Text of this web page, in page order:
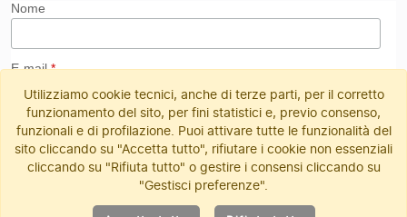
Nome
E-mail*
Accetto il trattamento dei dati personali ( leggi
informativa
Utilizziamo cookie tecnici, anche di terze parti, per il corretto
funzionamento del sito, per fini statistici e, previo consenso,
funzionali e di profilazione. Puoi attivare tutte le funzionalità del
sito cliccando su "Accetta tutto", rifiutare i cookie non essenziali
cliccando su "Rifiuta tutto" o gestire i consensi cliccando su
"Gestisci preferenze".